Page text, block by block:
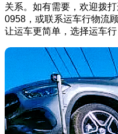
关系。如有需要，欢迎拨
0958，或联系运车行物流
让运车更简单，选择运车